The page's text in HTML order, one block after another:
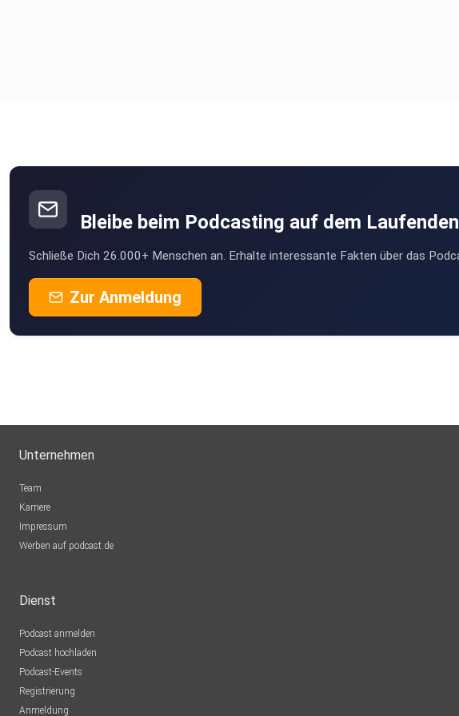
Bleibe beim Podcasting auf dem Laufenden
Schließe Dich 26.000+ Menschen an. Erhalte interessante Fakten über das
Zur Anmeldung
Unternehmen
Team
Karriere
Impressum
Werben auf podcast.de
Dienst
Podcast anmelden
Podcast hochladen
Podcast-Events
Registrierung
Anmeldung